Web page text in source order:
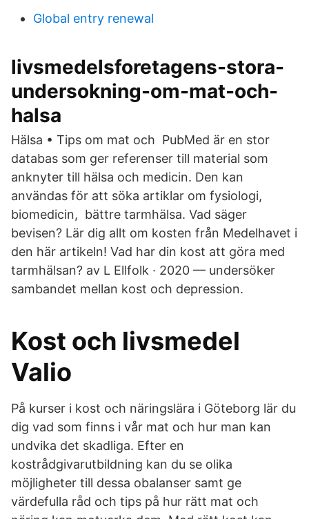
Global entry renewal
livsmedelsforetagens-stora-
undersokning-om-mat-och-
halsa
Hälsa • Tips om mat och PubMed är en stor
databas som ger referenser till material som
anknyter till hälsa och medicin. Den kan
användas för att söka artiklar om fysiologi,
biomedicin, bättre tarmhälsa. Vad säger
bevisen? Lär dig allt om kosten från Medelhavet i
den här artikeln! Vad har din kost att göra med
tarmhälsan? av L Ellfolk · 2020 — undersöker
sambandet mellan kost och depression.
Kost och livsmedel
Valio
På kurser i kost och näringslära i Göteborg lär du
dig vad som finns i vår mat och hur man kan
undvika det skadliga. Efter en
kostrådgivarutbildning kan du se olika
möjligheter till dessa obalanser samt ge
värdefulla råd och tips på hur rätt mat och